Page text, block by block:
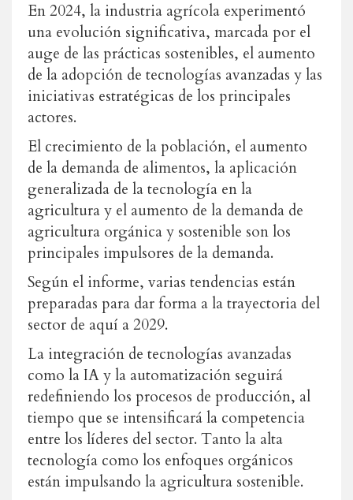
En 2024, la industria agrícola experimentó
una evolución significativa, marcada por el
auge de las prácticas sostenibles, el aumento
de la adopción de tecnologías avanzadas y las
iniciativas estratégicas de los principales
actores.
El crecimiento de la población, el aumento
de la demanda de alimentos, la aplicación
generalizada de la tecnología en la
agricultura y el aumento de la demanda de
agricultura orgánica y sostenible son los
principales impulsores de la demanda.
Según el informe, varias tendencias están
preparadas para dar forma a la trayectoria del
sector de aquí a 2029.
La integración de tecnologías avanzadas
como la IA y la automatización seguirá
redefiniendo los procesos de producción, al
tiempo que se intensificará la competencia
entre los líderes del sector. Tanto la alta
tecnología como los enfoques orgánicos
están impulsando la agricultura sostenible.